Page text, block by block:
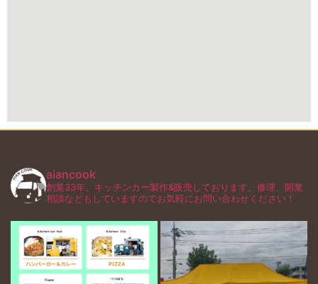
aiancook
創業33年。キッチンカー製作&販売しております。修理、開業
相談などもしていますのでお気軽にお問い合わせください！